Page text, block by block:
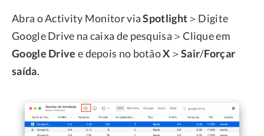
Abra o Activity Monitor viaSpotlight＞Digite
Google Drive na caixa de pesquisa＞Clique em
Google Drive e depois no botãoX ＞Sair/Forçar
saída.